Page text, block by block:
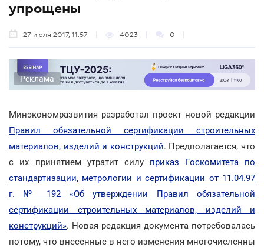
упрощены
27 июля 2017, 11:57 4023 0
Реклама
Минэкономразвития разработал проект новой редакции
Правил обязательной сертификации строительных
материалов, изделий и конструкций. Предполагается, что
с их принятием утратит силу приказ Госкомитета по
стандартизации, метрологии и сертификации от 11.04.97
г. № 192 «Об утверждении Правил обязательной
сертификации строительных материалов, изделий и
конструкций». Новая редакция документа потребовалась
потому, что внесенные в него изменения многочисленны